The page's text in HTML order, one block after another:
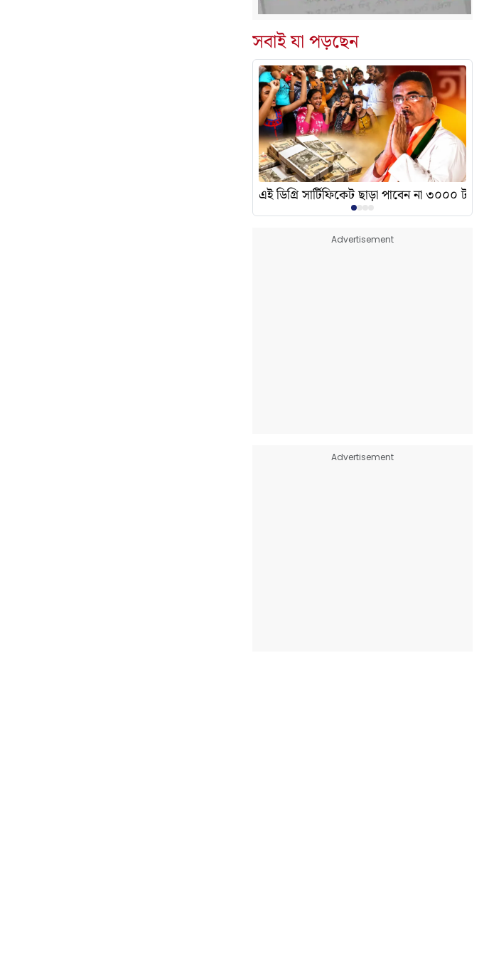
সবাই যা পড়ছেন
মিশর কোচ কেন 'এক্স' চিহ্ন দেখালেন? এর অর্থ কী?এই ডিগ্রি সার্টিফিকেট ছাড়া পাবেন না ৩০০০ টাকা
Advertisement
Advertisement